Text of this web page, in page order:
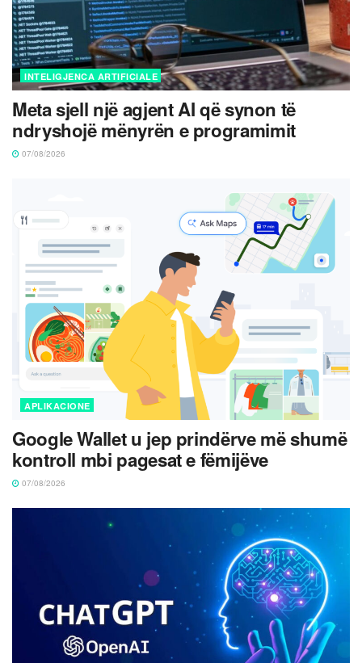
INTELIGJENCA ARTIFICIALE
Meta sjell një agjent AI që synon të
ndryshojë mënyrën e programimit
07/08/2026
APLIKACIONE
Google Wallet u jep prindërve më shumë
kontroll mbi pagesat e fëmijëve
07/08/2026